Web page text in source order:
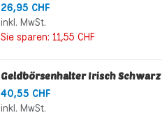
26,95 CHF
inkl. MwSt.
Sie sparen: 11,55 CHF
Geldbörsenhalter Irisch Schwarz
40,55 CHF
inkl. MwSt.